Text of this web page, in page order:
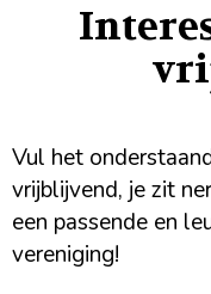
Vul het
vrijblijvend, je zit
een passende en
vereniging!